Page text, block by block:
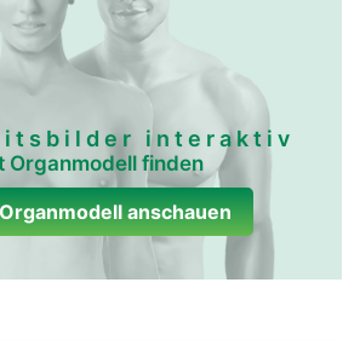
interaktiv
Organmodell finden
anschauen